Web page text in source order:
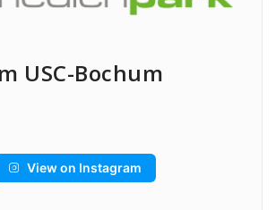
USC-Bochum
View on Instagram